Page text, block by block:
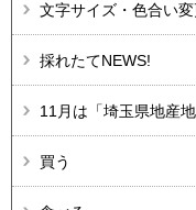
文字サイズ・色合い変
採れたてNEWS!
11月は「埼玉県地産
買う